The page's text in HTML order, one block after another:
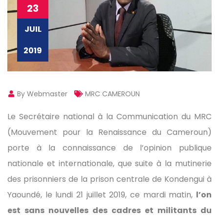
23
JUIL
2019
By Webmaster MRC CAMEROUN
Le Secrétaire national à la Communication du MRC
(Mouvement pour la Renaissance du Cameroun)
porte à la connaissance de l’opinion publique
nationale et internationale, que suite à la mutinerie
des prisonniers de la prison centrale de Kondengui à
Yaoundé, le lundi 21 juillet 2019, ce mardi matin, l’on
est sans nouvelles des cadres et militants du